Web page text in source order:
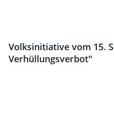
Volksinitiative vom 15.
Verhüllungsverbot"